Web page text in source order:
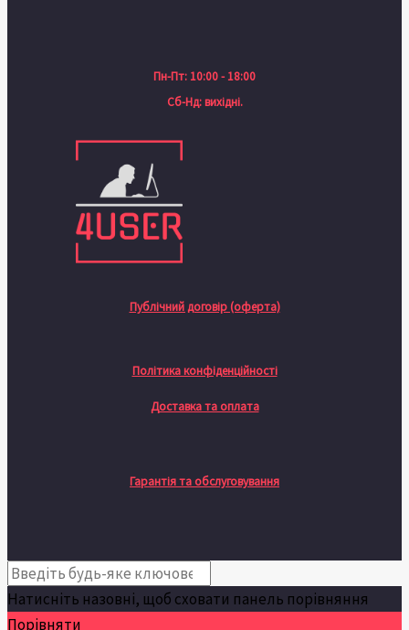
Пн-Пт: 10:00 - 18:00
Сб-Нд: вихідні.
Публічний договір (оферта)
Політика конфіденційності
Доставка та оплата
Гарантія та обслуговування
Натисніть назовні, щоб сховати панель порівняння
Порівняти